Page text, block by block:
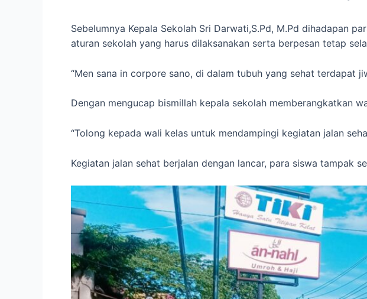
Sebelumnya Kepala Sekolah Sri Darwati,S.Pd, M.Pd dihadapan
aturan sekolah yang harus dilaksanakan serta berpesan tetap
“Men sana in corpore sano, di dalam tubuh yang sehat terdapat
Dengan mengucap bismillah kepala sekolah memberangkatkan
“Tolong kepada wali kelas untuk mendampingi kegiatan jalan
Kegiatan jalan sehat berjalan dengan lancar, para siswa tampak